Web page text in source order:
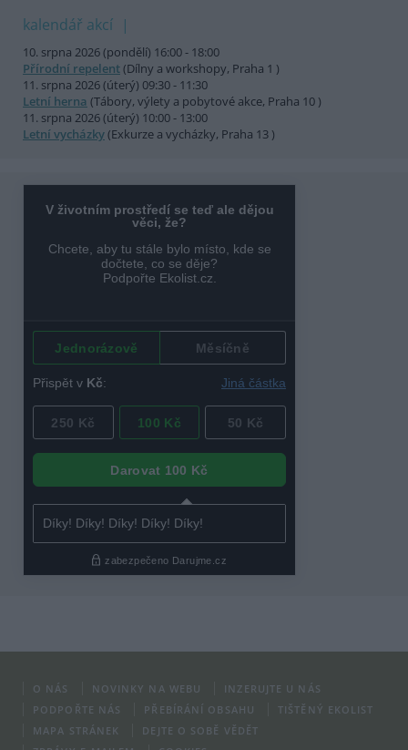
kalendář akcí
10. srpna 2026 (pondělí) 16:00 - 18:00
Přírodní repelent(Dílny a workshopy, Praha 1 )
11. srpna 2026 (úterý) 09:30 - 11:30
Letní herna (Tábory, výlety a pobytové akce, Praha 10 )
11. srpna 2026 (úterý) 10:00 - 13:00
Letní vycházky(Exkurze a vycházky, Praha 13 )
O NÁS NOVINKY NA WEBU
INZERUJTE U NÁS
PODPOŘTE NÁS
PŘEBÍRÁNÍ OBSAHU
TIŠTĚNÝ EKOLIST
MAPA STRÁNEK
DEJTE O SOBĚ VĚDĚT